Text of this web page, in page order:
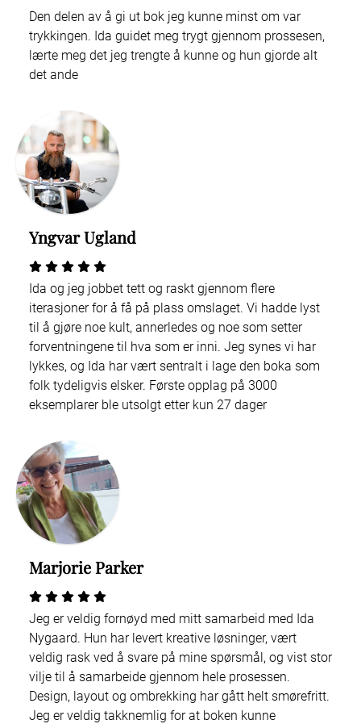
Den delen av å gi ut bok jeg kunne minst om var
trykkingen. Ida guidet meg trygt gjennom prossesen,
lærte meg det jeg trengte å kunne og hun gjorde alt
det ande
Yngvar Ugland
Ida og jeg jobbet tett og raskt gjennom flere
iterasjoner for å få på plass omslaget. Vi hadde lyst
til å gjøre noe kult, annerledes og noe som setter
forventningene til hva som er inni. Jeg synes vi har
lykkes, og Ida har vært sentralt i lage den boka som
folk tydeligvis elsker. Første opplag på 3000
eksemplarer ble utsolgt etter kun 27 dager
Marjorie Parker
Jeg er veldig fornøyd med mitt samarbeid med Ida
Nygaard. Hun har levert kreative løsninger, vært
veldig rask ved å svare på mine spørsmål, og vist stor
vilje til å samarbeide gjennom hele prosessen.
Design, layout og ombrekking har gått helt smørefritt.
Jeg er veldig takknemlig for at boken kunne